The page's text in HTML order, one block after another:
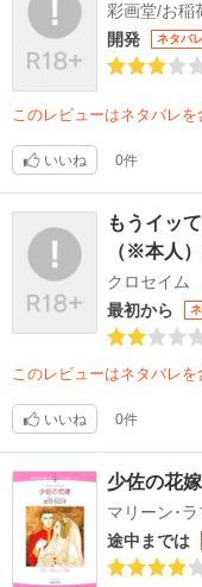
彩画堂/お稲
開発
ネタバ
このレビューはネタバレ
いいね 0件
もうイッ
（※本人
クロセイム
最初から
このレビューはネタバレ
いいね 0件
少佐の花嫁
マリーン･
途中までは